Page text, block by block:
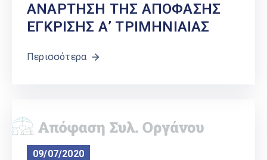
ΑΝΑΡΤΗΣΗ ΤΗΣ ΑΠΟΦΑΣΗΣ
ΕΓΚΡΙΣΗΣ Α’ ΤΡΙΜΗΝΙΑΙΑΣ
Περισσότερα
09/07/2020